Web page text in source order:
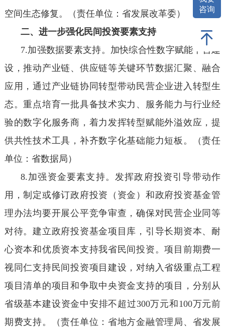
空间生态修复。（责任单位：省发展改革委）
二、进一步强化民间投资要素支持
7.加强数据要素支持。加快综合性数字赋能平台建
设，推动产业链、供应链等关键环节数据汇聚、融合
应用，通过产业链协同转型带动民营企业进入转型生
态。重点培育一批具备技术实力、服务能力与行业经
验的数字化服务商，着力发挥转型赋能外溢效应，提
供共性技术工具，补齐数字化基础能力短板。（责任
单位：省数据局）
8.加强资金要素支持。发挥政府投资引导带动作
用，制定或修订政府投资（资金）和政府投资基金管
理办法均要开展公平竞争审查，确保对民营企业同等
对待。建立政府投资基金项目库，引导长期资本、耐
心资本和优质资本支持我省民间投资。项目前期费一
视同仁支持民间投资项目建设，对纳入省级重点工程
项目清单的项目和争取中央资金支持的项目，分别从
省级基本建设资金中安排不超过300万元和100万元前
期费支持。（责任单位：省地方金融管理局、省发展
咨询